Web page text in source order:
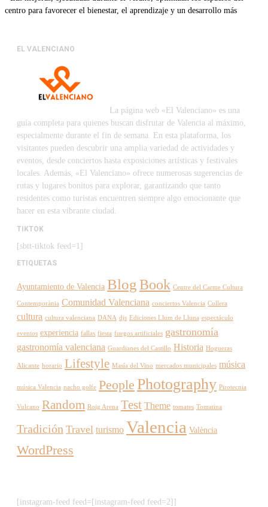
centro para favorecer el bienestar, el aprendizaje y un desarrollo más
EL VALENCIANO
La página web «El Valenciano» es una
guía completa para quienes buscan disfrutar de Valencia al máximo,
especialmente durante el fin de semana. En esta plataforma, los
visitantes pueden descubrir una amplia variedad de actividades y
eventos, desde conciertos hasta exposiciones artísticas y festivales
locales. Además, «El Valenciano» ofrece numerosas sugerencias de
rutas y lugares bonitos para explorar, garantizando que tanto
residentes como turistas encuentren siempre algo emocionante que
hacer en esta vibrante ciudad.
TIKTOK
[sbtt-tiktok feed=1]
ETIQUETAS
Ayuntamiento de Valencia BlogBook Centre del Carme Cultura
Contemporània Comunidad Valenciana conciertos Valencia Cullera
cultura cultura valenciana DANA djs Ediciones Llum de Lluna espectáculo
eventos experiencia fallas fiesta fuegos artificiales gastronomía
gastronomía valenciana Guardianes del Castillo Historia Hogueras
Alicante horario Lifestyle Masía del Vino mercados municipales música
música Valencia nacho golfe People Photography Pirotecnia
Vulcano Random Roig Arena Test Theme tomates Tomatina
Tradición Travel turismo Valencia València
WordPress
[instagram-feed feed=[instagram-feed feed=2]]